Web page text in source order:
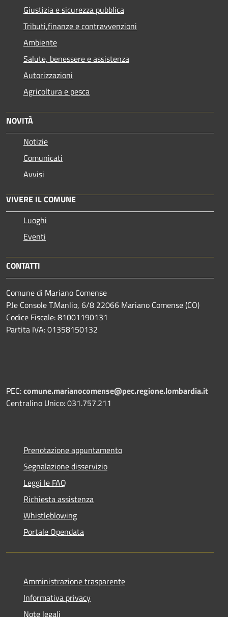
Giustizia e sicurezza pubblica
Tributi,finanze e contravvenzioni
Ambiente
Salute, benessere e assistenza
Autorizzazioni
Agricoltura e pesca
NOVITÀ
Notizie
Comunicati
Avvisi
VIVERE IL COMUNE
Luoghi
Eventi
CONTATTI
Comune di Mariano Comense
P.le Console T.Manlio, 6/8 22066 Mariano Comense (CO)
Codice Fiscale: 81001190131
Partita IVA: 01358150132
PEC:comune.marianocomense@pec.regione.lombardia.it
Centralino Unico: 031.757.211
Prenotazione appuntamento
Segnalazione disservizio
Leggi le FAQ
Richiesta assistenza
Whistleblowing
Portale Opendata
Amministrazione trasparente
Informativa privacy
Note legali